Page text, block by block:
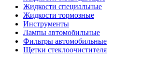
Жидкости специальные
Жидкости тормозные
Инструменты
Лампы автомобильные
Фильтры автомобильные
Щетки стеклоочистителя